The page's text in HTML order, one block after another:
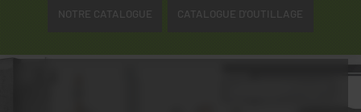
NOTRE CATALOGUE CATALOGUE D'OUTILLAGE